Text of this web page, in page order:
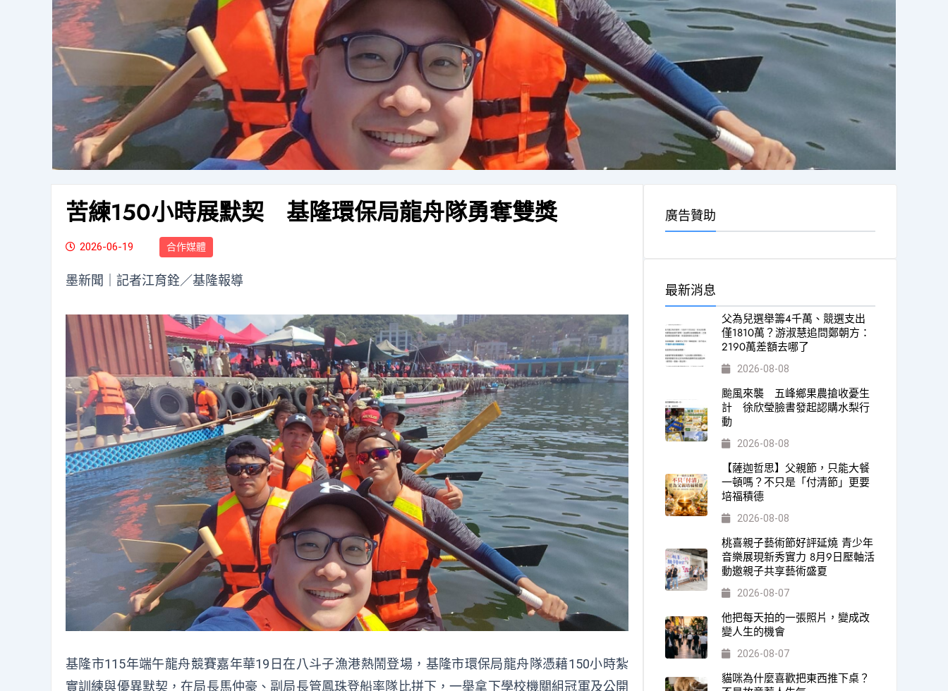
苦練150小時展默契 基隆環保局龍舟隊勇奪雙獎
2026-06-19 合作媒體
墨新聞 ｜記者江育銓／基隆報導
基隆市115年端午龍舟競賽嘉年華19日在八斗子漁港熱鬧登場，基隆市環保局龍舟隊憑藉150小時紮
實訓練與優異默契，在局長馬仲豪、副局長管鳳珠登船率隊比拼下，一舉拿下學校機關組冠軍及公開
廣告贊助
最新消息
父為兒選舉籌4千萬、競選支出
僅1810萬？游淑慧追問鄭朝方：
2190萬差額去哪了
2026-08-08
颱風來襲 五峰鄉果農搶收憂生
計 徐欣瑩臉書發起認購水梨行
動
2026-08-08
【薩迦哲思】父親節，只能大餐
一頓嗎？不只是「付清節」更要
培福積德
2026-08-08
桃喜親子藝術節好評延燒 青少年
音樂展現新秀實力 8月9日壓軸活
動邀親子共享藝術盛夏
2026-08-07
他把每天拍的一張照片，變成改
變人生的機會
2026-08-07
貓咪為什麼喜歡把東西推下桌？